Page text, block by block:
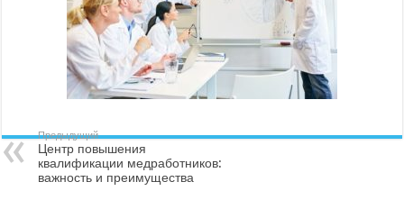
Предыдущий
Центр повышения
квалификации медработников:
важность и преимущества